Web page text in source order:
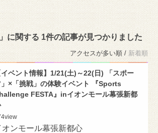
に関する 1件の記事が見つかりました
アクセスが多い順 / 新着順
イベント情報】1/21(土)～22(日) 「スポー
」×「挑戦」の体験イベント 『Sports
FESTA』inイオンモール幕張新都
view
オンモール幕張新都心